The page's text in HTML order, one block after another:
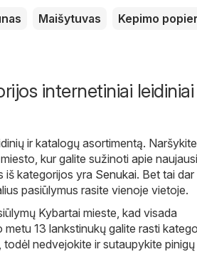
Maišytuvas
Kepimo
internetiniai leidiniai
ir katalogų asortimentą.
kur galite sužinoti apie
iš kategorijos yra Senukai. Bet tai dar
pasiūlymus rasite vienoje vietoje.
Kybartai mieste, kad visada
13 lankstinukų galite rasti
nedvejokite ir sutaupykite pinigų